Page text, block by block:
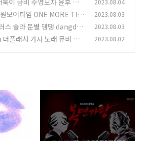
이 금비 수영모자 윤후 정체
원 김종서 205대가왕 결정전
2023.08.04
모어타임 ONE MORE TIM
정보
(0)
2023.08.03
스 솔라 문별 댕댕 dangdan
정보
(0)
2023.08.03
플래시 가사 노래 뮤비 곡
2023.08.02